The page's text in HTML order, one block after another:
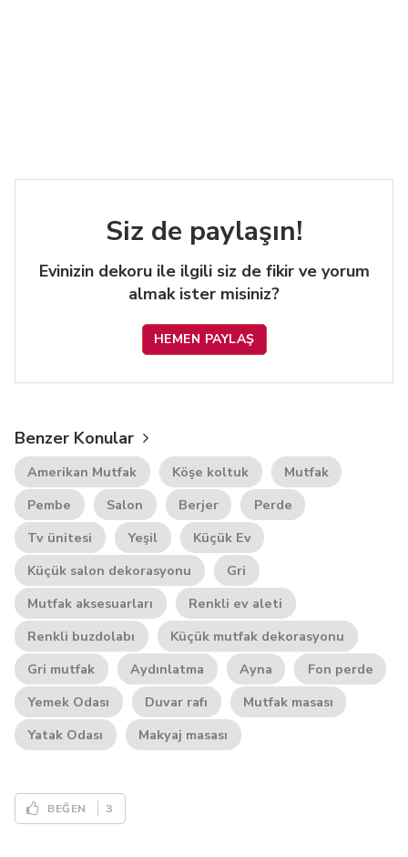
Siz de paylaşın!
Evinizin dekoru ile ilgili siz de fikir ve yorum
almak ister misiniz?
HEMEN PAYLAŞ
Benzer Konular
Amerikan Mutfak Köşe koltuk
Mutfak
Pembe
Salon Berjer
Perde
Tv ünitesi
Yeşil
Küçük Ev
Küçük salon dekorasyonu
Gri
Mutfak aksesuarları
Renkli ev aleti
Renkli buzdolabı
Küçük mutfak dekorasyonu
Gri mutfak
Aydınlatma Ayna
Fon perde
Yemek Odası
Duvar rafı
Mutfak masası
Yatak Odası
Makyaj masası
BEĞEN 3